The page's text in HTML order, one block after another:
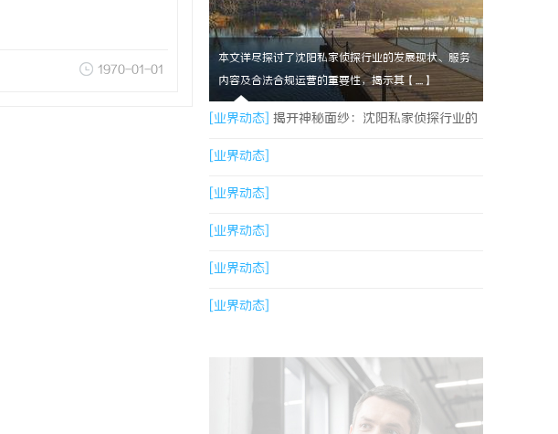
1970-01-01
本文详尽探讨了沈阳私家侦探行业的发展现状、服务
内容及合法合规运营的重要性，揭示其【....】
[业界动态] 揭开神秘面纱：沈阳私家侦探行业的
现状与发展
[业界动态]
[业界动态]
[业界动态]
[业界动态]
[业界动态]